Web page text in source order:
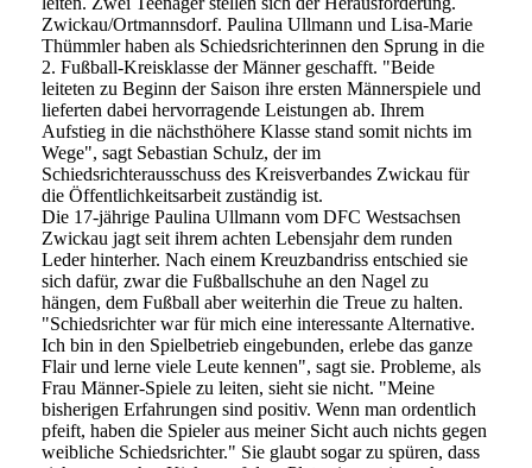
Zwickau/Ortmannsdorf. Paulina Ullmann und Lisa-Marie
Thümmler haben als Schiedsrichterinnen den Sprung in die
2. Fußball-Kreisklasse der Männer geschafft. "Beide
leiteten zu Beginn der Saison ihre ersten Männerspiele und
lieferten dabei hervorragende Leistungen ab. Ihrem
Aufstieg in die nächsthöhere Klasse stand somit nichts im
Wege", sagt Sebastian Schulz, der im
Schiedsrichterausschuss des Kreisverbandes Zwickau für
die Öffentlichkeitsarbeit zuständig ist.
Die 17-jährige Paulina Ullmann vom DFC Westsachsen
Zwickau jagt seit ihrem achten Lebensjahr dem runden
Leder hinterher. Nach einem Kreuzbandriss entschied sie
sich dafür, zwar die Fußballschuhe an den Nagel zu
hängen, dem Fußball aber weiterhin die Treue zu halten.
"Schiedsrichter war für mich eine interessante Alternative.
Ich bin in den Spielbetrieb eingebunden, erlebe das ganze
Flair und lerne viele Leute kennen", sagt sie. Probleme, als
Frau Männer-Spiele zu leiten, sieht sie nicht. "Meine
bisherigen Erfahrungen sind positiv. Wenn man ordentlich
pfeift, haben die Spieler aus meiner Sicht auch nichts gegen
weibliche Schiedsrichter." Sie glaubt sogar zu spüren, dass